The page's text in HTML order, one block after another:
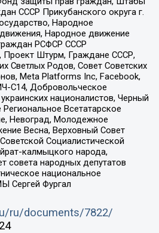
СССР Прикубанского округа г.
Народное
Народное движение
РСФСР СССР
Проект Штурм, Граждане СССР,
Светлых Родов, Совет Советских
Meta Platforms Inc, Facebook,
С14, Добровольческое
националистов, Черный
Всетатарское
Невоград, Молодежное
Весна, Верховный Совет
Социалистической
калмыцкого народа,
совета народных депутатов
национальное
Сергей Фургал
ru/documents/7822/